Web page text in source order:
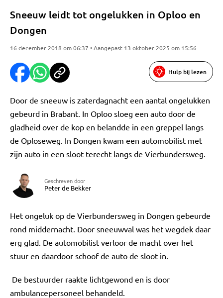
Sneeuw leidt tot ongelukken in Oploo en
Dongen
16 december 2018 om 06:37 • Aangepast 13 oktober 2025 om 15:56
Hulp bij lezen
Door de sneeuw is zaterdagnacht een aantal ongelukken
gebeurd in Brabant. In Oploo sloeg een auto door de
gladheid over de kop en belandde in een greppel langs
de Oploseweg. In Dongen kwam een automobilist met
zijn auto in een sloot terecht langs de Vierbundersweg.
Geschreven door
Peter de Bekker
Het ongeluk op de Vierbundersweg in Dongen gebeurde
rond middernacht. Door sneeuwval was het wegdek daar
erg glad. De automobilist verloor de macht over het
stuur en daardoor schoof de auto de sloot in.
De bestuurder raakte lichtgewond en is door
ambulancepersoneel behandeld.